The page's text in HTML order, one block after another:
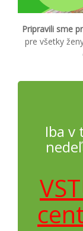
Pripravili sme
pre všetky
Iba v